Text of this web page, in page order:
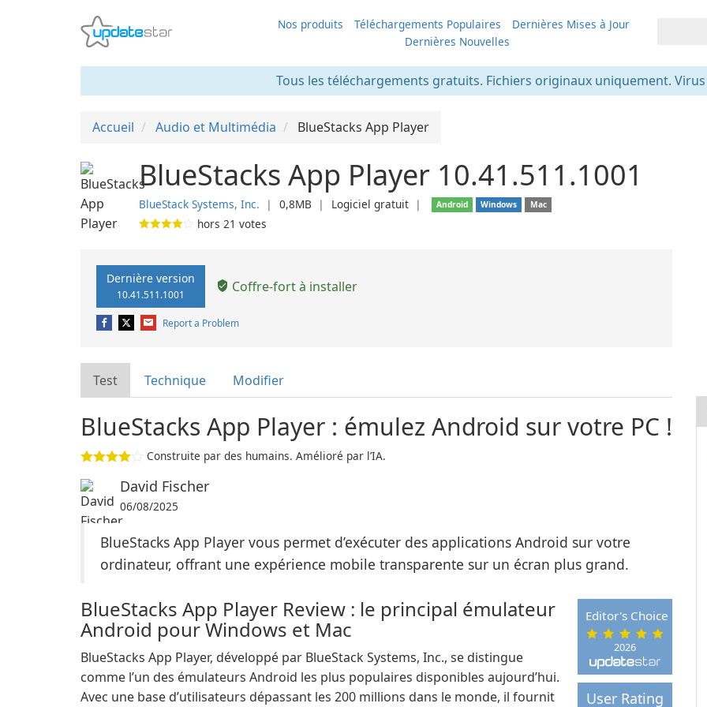
Nos produits Téléchargements Populaires
Dernières Mises à Jour
Dernières Nouvelles
Tous les téléchargements gratuits. Fichiers originaux uniquement.
Accueil Audio et Multimédia BlueStacks App Player
BlueStacks App Player 10.41.511.1001
BlueStack Systems, Inc. ❘ 0,8MB ❘ Logiciel gratuit ❘ Android Windows Mac
hors 21 votes
Dernière version
10.41.511.1001 Coffre-fort à installer
Report a Problem
Test Technique Modifier
BlueStacks App Player : émulez Android sur votre PC !
Construite par des humains. Amélioré par l’IA.
David Fischer
06/08/2025
BlueStacks App Player vous permet d’exécuter des applications Android sur votre
ordinateur, offrant une expérience mobile transparente sur un écran plus grand.
2026
Editor's Choice
User Rating
BlueStacks App Player Review : le principal émulateur
Android pour Windows et Mac
BlueStacks App Player, développé par BlueStack Systems, Inc., se distingue
comme l’un des émulateurs Android les plus populaires disponibles aujourd’hui.
Avec une base d’utilisateurs dépassant les 200 millions dans le monde, il fournit